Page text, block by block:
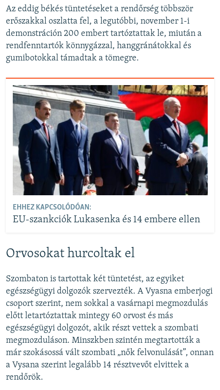
Az eddig békés tüntetéseket a rendőrség többször
erőszakkal oszlatta fel, a legutóbbi, november 1-i
demonstráción 200 embert tartóztattak le, miután a
rendfenntartók könnygázzal, hanggránátokkal és
gumibotokkal támadtak a tömegre.
EHHEZ KAPCSOLÓDÓAN:
EU-szankciók Lukasenka és 14 embere ellen
Orvosokat hurcoltak el
Szombaton is tartottak két tüntetést, az egyiket
egészségügyi dolgozók szervezték. A Vyasna emberjogi
csoport szerint, nem sokkal a vasárnapi megmozdulás
előtt letartóztattak mintegy 60 orvost és más
egészségügyi dolgozót, akik részt vettek a szombati
megmozduláson. Minszkben szintén megtartották a
már szokásossá vált szombati „nők felvonulását”, onnan
a Vysana szerint legalább 14 résztvevőt elvittek a
rendőrök.